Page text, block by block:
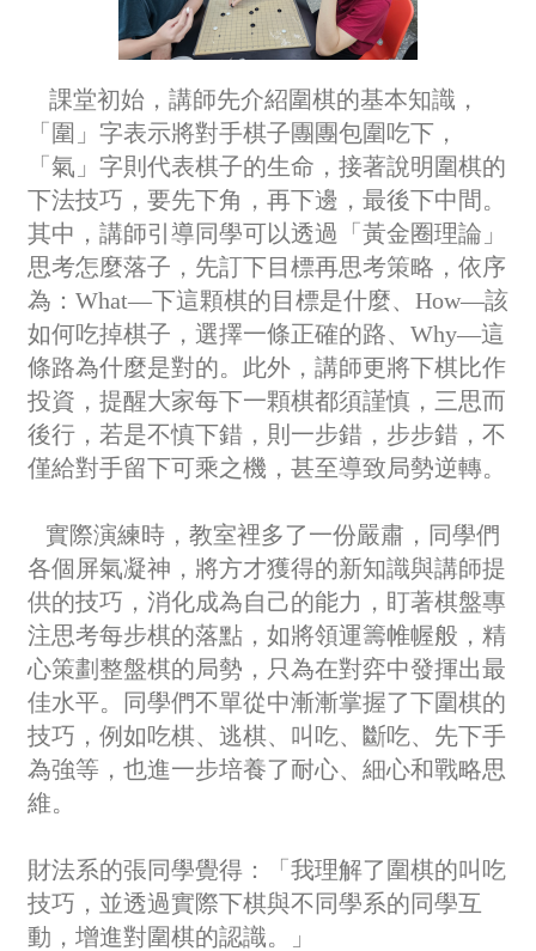
課堂初始，講師先介紹圍棋的基本知識，
「圍」字表示將對手棋子團團包圍吃下，
「氣」字則代表棋子的生命，接著說明圍棋的
下法技巧，要先下角，再下邊，最後下中間。
其中，講師引導同學可以透過「黃金圈理論」
思考怎麼落子，先訂下目標再思考策略，依序
為：What—下這顆棋的目標是什麼、How—該
如何吃掉棋子，選擇一條正確的路、Why—這
條路為什麼是對的。此外，講師更將下棋比作
投資，提醒大家每下一顆棋都須謹慎，三思而
後行，若是不慎下錯，則一步錯，步步錯，不
僅給對手留下可乘之機，甚至導致局勢逆轉。
實際演練時，教室裡多了一份嚴肅，同學們
各個屏氣凝神，將方才獲得的新知識與講師提
供的技巧，消化成為自己的能力，盯著棋盤專
注思考每步棋的落點，如將領運籌帷幄般，精
心策劃整盤棋的局勢，只為在對弈中發揮出最
佳水平。同學們不單從中漸漸掌握了下圍棋的
技巧，例如吃棋、逃棋、叫吃、斷吃、先下手
為強等，也進一步培養了耐心、細心和戰略思
維。
財法系的張同學覺得：「我理解了圍棋的叫吃
技巧，並透過實際下棋與不同學系的同學互
動，增進對圍棋的認識。」